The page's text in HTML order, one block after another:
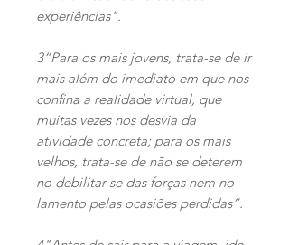
experiências".
3“Para os mais jovens, trata-se de ir
mais além do imediato em que nos
confina a realidade virtual, que
muitas vezes nos desvia da
atividade concreta; para os mais
velhos, trata-se de não se deterem
no debilitar-se das forças nem no
lamento pelas ocasiões perdidas”.